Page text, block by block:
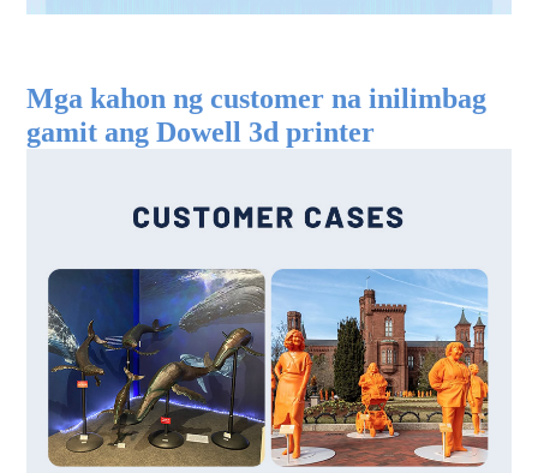
Mga kahon ng customer na inilimbag
gamit ang Dowell 3d printer